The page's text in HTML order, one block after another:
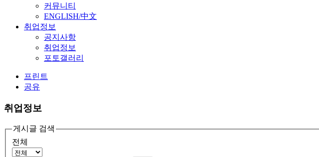
커뮤니티
ENGLISH/中文
취업정보
공지사항
취업정보
포토갤러리
프린트
공유
취업정보
게시글 검색
전체